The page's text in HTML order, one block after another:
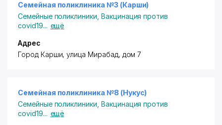
Семейная поликлиника №3 (Карши)
Семейные поликлиники Вакцинация против
covid19... ещё
Адрес
Город Карши, улица Мирабад, дом 7
Семейная поликлиника №8 (Нукус)
Семейные поликлиники Вакцинация против
covid19... ещё